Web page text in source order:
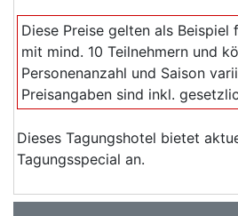
Diese Preise gelten als Beispiel
mit mind. 10 Teilnehmern und
Personenanzahl und Saison
Preisangaben sind inkl.
Dieses Tagungshotel bietet
Tagungsspecial an.